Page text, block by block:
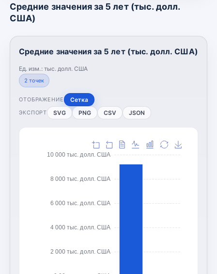
Средние значения за 5 лет (тыс. долл.
США)
Средние значения за 5 лет (тыс. долл. США)
Ед. изм.: тыс. долл. США
2 точек
ОТОБРАЖЕНИЕ Сетка
ЭКСПОРТ SVG PNG CSV JSON
2 000 тыс. долл. США
4 000 тыс. долл. США
6 000 тыс. долл. США
8 000 тыс. долл. США
10 000 тыс. долл. США